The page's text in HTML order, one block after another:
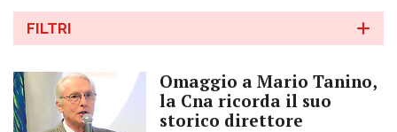
FILTRI
Omaggio a Mario Tanino,
la Cna ricorda il suo
storico direttore